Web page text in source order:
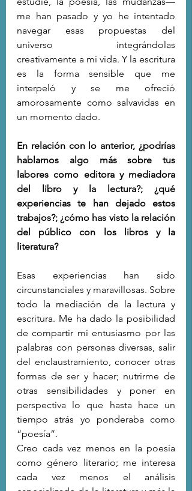
me han pasado y yo he intentado
navegar esas propuestas del
universo integrándolas
creativamente a mi vida. Y la escritura
es la forma sensible que me
interpeló y se me ofreció
amorosamente como salvavidas en
un momento dado.
En relación con lo anterior, ¿podrías
hablarnos algo más sobre tus
labores como editora y mediadora
del libro y la lectura?; ¿qué
experiencias te han dejado estos
trabajos?; ¿cómo has visto la relación
del público con los libros y la
literatura?
Esas experiencias han sido
circunstanciales y maravillosas. Sobre
todo la mediación de la lectura y
escritura. Me ha dado la posibilidad
de compartir mi entusiasmo por las
palabras con personas diversas, salir
del enclaustramiento, conocer otras
formas de ser y hacer; nutrirme de
otras sensibilidades y poner en
perspectiva lo que hasta hace un
tiempo atrás yo ponderaba como
“poesía”.
Creo cada vez menos en la poesía
como género literario; me interesa
cada vez menos el análisis